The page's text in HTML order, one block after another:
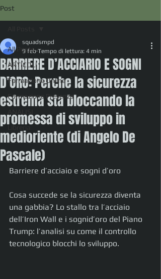
Post
All Posts
ARTICOLI
Formazione Online
Formazione Presenza
Libreria
BARRIERE D’ACCIARIO E SOGNI
D’ORO: Perche la sicurezza
estrema sta bloccando la
promessa di sviluppo in
medioriente (di Angelo De
Pascale)
squadsmpd
9 feb Tempo di lettura: 4 min
Barriere d’acciaio e sogni d’oro
Cosa succede se la sicurezza diventa
una gabbia? Lo stallo tra l’acciaio
dell’Iron Wall e i sognid’oro del Piano
Trump: l’analisi su come il controllo
tecnologico blocchi lo sviluppo.